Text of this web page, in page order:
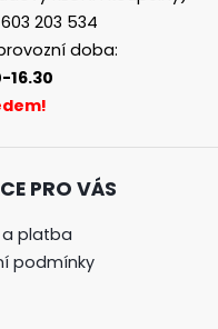
203 534
doba:
16.30
PRO VÁS
platba
podmínky